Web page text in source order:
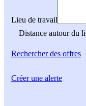
Lieu de travail
Distance autour du
Rechercherdes offres
Créer une alerte